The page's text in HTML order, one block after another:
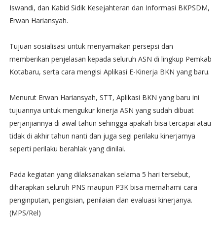
Iswandi, dan Kabid Sidik Kesejahteran dan Informasi BKPSDM,
Erwan Hariansyah.
Tujuan sosialisasi untuk menyamakan persepsi dan
memberikan penjelasan kepada seluruh ASN di lingkup Pemkab
Kotabaru, serta cara mengisi Aplikasi E-Kinerja BKN yang baru.
Menurut Erwan Hariansyah, STT, Aplikasi BKN yang baru ini
tujuannya untuk mengukur kinerja ASN yang sudah dibuat
perjanjiannya di awal tahun sehingga apakah bisa tercapai atau
tidak di akhir tahun nanti dan juga segi perilaku kinerjamya
seperti perilaku berahlak yang dinilai.
Pada kegiatan yang dilaksanakan selama 5 hari tersebut,
diharapkan seluruh PNS maupun P3K bisa memahami cara
penginputan, pengisian, penilaian dan evaluasi kinerjanya.
(MPS/Rel)